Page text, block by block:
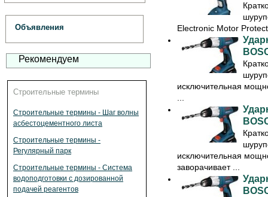
Объявления
Рекомендуем
Строительные термины
Строительные термины - Шаг волны
асбестоцементного листа
Строительные термины -
Регулярный парк
Строительные термины - Система
водоподготовки с дозированной
подачей реагентов
Electronic Motor
исключительная
исключительная
заворачивает ...